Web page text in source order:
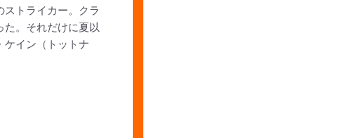
トライカー。クラ
。それだけに夏以
ケイン（トットナ